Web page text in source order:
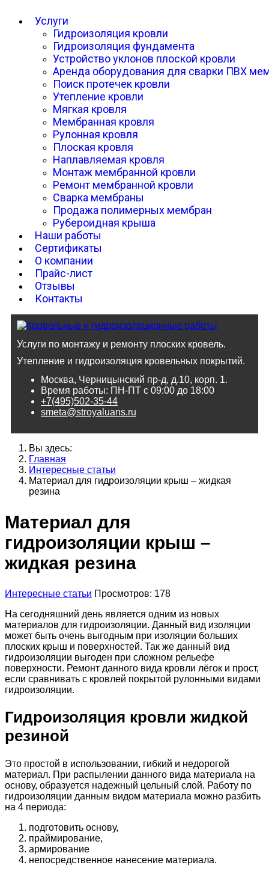
Услуги
Гидроизоляция кровли
Гидроизоляция фундамента
Устройство уклонов плоской кровли
Аренда оборудования для сварки ПВХ
Поиск протечек кровли
Утепление кровли
Мягкая кровля
Мембранная кровля
Рулонная кровля
Плоская кровля
Наплавляемая кровля
Монтаж мембранной кровли
Ремонт мембранной кровли
Сварка мембраны
Продажа полимерных мембран
Рубероидная крыша
Наши работы
Сертификаты
О компании
Прайс-лист
Отзывы
Контакты
Услуги по монтажу и ремонту плоских кровель.
Утепление и гидроизоляция кровельных покрытий.
Москва, Черницынский пр-д, д.10, корп. 1.
Время работы: ПН-ПТ с 09:00 до 18:00
+7(495)502-35-44
smeta@stroyaluans.ru
Вы здесь:
Главная
Интересные статьи
Материал для гидроизоляции крыш – жидкая
резина
Материал для
гидроизоляции крыш –
жидкая резина
Интересные статьи Просмотров: 178
На сегодняшний день является одним из новых
материалов для гидроизоляции. Данный вид изоляции
может быть очень выгодным при изоляции больших
плоских крыш и поверхностей. Так же данный вид
гидроизоляции выгоден при сложном рельефе
поверхности. Ремонт данного вида кровли лёгок и прост,
если сравнивать с кровлей покрытой рулонными видами
гидроизоляции.
Гидроизоляция кровли жидкой
резиной
Это простой в использовании, гибкий и недорогой
материал. При распылении данного вида материала на
основу, образуется надежный цельный слой. Работу по
гидроизоляции данным видом материала можно разбить
на 4 периода:
подготовить основу,
праймирование,
армирование
непосредственное нанесение материала.